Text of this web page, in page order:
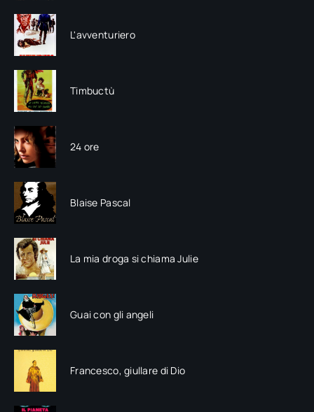
L'avventuriero
Timbuctù
24 ore
Blaise Pascal
La mia droga si chiama Julie
Guai con gli angeli
Francesco, giullare di Dio